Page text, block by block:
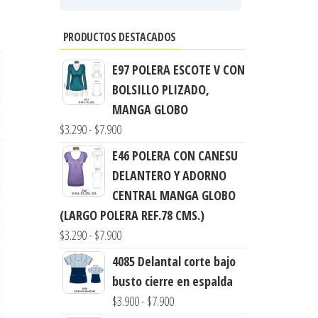
PRODUCTOS DESTACADOS
E97 POLERA ESCOTE V CON
BOLSILLO PLIZADO,
MANGA GLOBO
$3.290- $7.900Rango
de
precios:
desde
$3.290
hasta
E46 POLERA CON CANESU
DELANTERO Y ADORNO
CENTRAL MANGA GLOBO
(LARGO POLERA REF.78 CMS.)
$3.290- $7.900Rango
de
precios:
desde
4085 Delantal corte bajo
busto cierre en espalda
$3.900- $7.900Rango